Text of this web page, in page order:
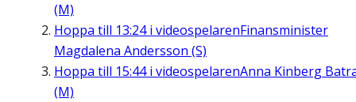
(M)
Hoppa till 13:24i videospelarenFinansminister
Magdalena Andersson (S)
Hoppa till 15:44i videospelarenAnna Kinberg
(M)